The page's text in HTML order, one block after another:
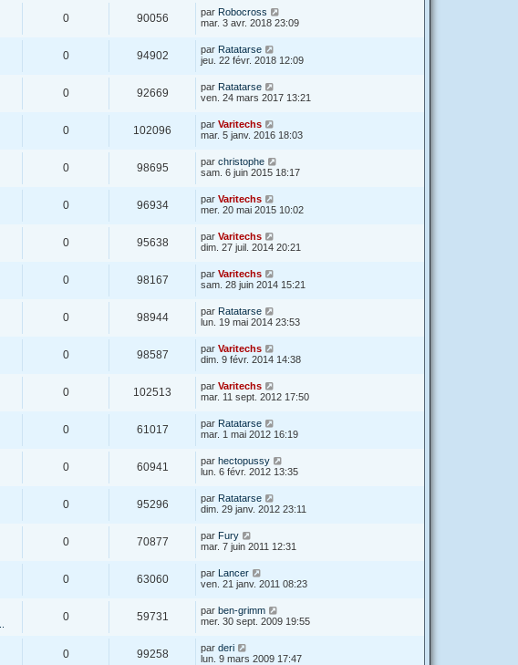
0 90056 par Robocross
mar. 3 avr. 2018 23:09
0 94902 par Ratatarse
jeu. 22 févr. 2018 12:09
0 92669 par Ratatarse
ven. 24 mars 2017 13:21
0 102096 par Varitechs
mar. 5 janv. 2016 18:03
0 98695 par christophe
sam. 6 juin 2015 18:17
0 96934 par Varitechs
mer. 20 mai 2015 10:02
0 95638 par Varitechs
dim. 27 juil. 2014 20:21
0 98167 par Varitechs
sam. 28 juin 2014 15:21
0 98944 par Ratatarse
lun. 19 mai 2014 23:53
0 98587 par Varitechs
dim. 9 févr. 2014 14:38
0 102513 par Varitechs
mar. 11 sept. 2012 17:50
0 61017 par Ratatarse
mar. 1 mai 2012 16:19
0 60941 par hectopussy
lun. 6 févr. 2012 13:35
0 95296 par Ratatarse
dim. 29 janv. 2012 23:11
0 70877 par Fury
mar. 7 juin 2011 12:31
0 63060 par Lancer
ven. 21 janv. 2011 08:23
0 59731 par ben-grimm
mer. 30 sept. 2009 19:55
0 99258 par deri
lun. 9 mars 2009 17:47